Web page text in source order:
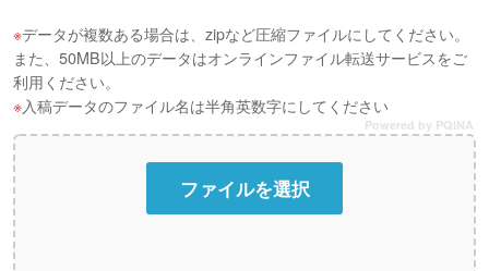
データが複数ある場合は、zipなど圧縮ファイルにしてください。
また、50MB以上のデータはオンラインファイル転送サービスをご
利用ください。
入稿データのファイル名は半角英数字にしてください
Powered by PQINA
ファイルを選択